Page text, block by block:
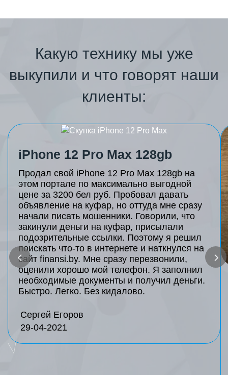
Какую технику мы уже
выкупили и что говорят наши
клиенты:
iPhone 12 Pro Max 128gb
Продал свой iPhone 12 Pro Max 128gb на
этом портале по максимально выгодной
цене за 3200 бел руб. Пробовал давать
объявление на куфар, но оттуда мне сразу
начали писать мошенники. Говорили, что
закинули деньги на куфар, присылали
подозрительные ссылки. Поэтому я решил
поискать что-то в интернете и наткнулся на
сайт finansi.by. Мне сразу перезвонили,
оценили хорошо мой телефон. Я заполнил
необходимые документы и получил деньги.
Быстро. Легко. Без кидалово.
Сергей Егоров
29-04-2021